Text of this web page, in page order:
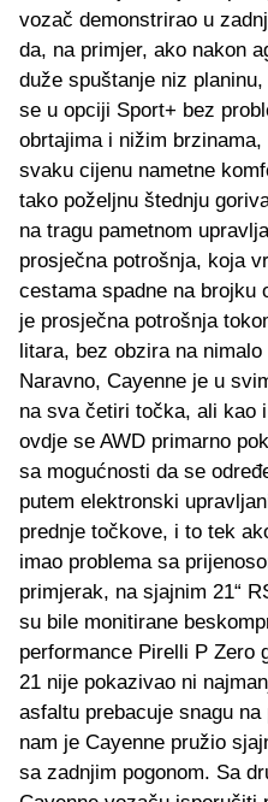
vozač demonstrirao u
da, na primjer, ako nakon
duže spuštanje niz
se u opciji Sport+ bez
obrtajima i nižim
svaku cijenu nametne
tako poželjnu štednju
na tragu pametnom
prosječna potrošnja, koja
cestama spadne na brojku
je prosječna potrošnja
litara, bez obzira na
Naravno, Cayenne je u
na sva četiri točka, ali kao
ovdje se AWD primarno
sa mogućnosti da se
putem elektronski
prednje točkove, i to tek
imao problema sa
primjerak, na sjajnim 21“
su bile monitirane
performance Pirelli P Zero
21 nije pokazivao ni
asfaltu prebacuje snagu
nam je Cayenne pružio
sa zadnjim pogonom. Sa